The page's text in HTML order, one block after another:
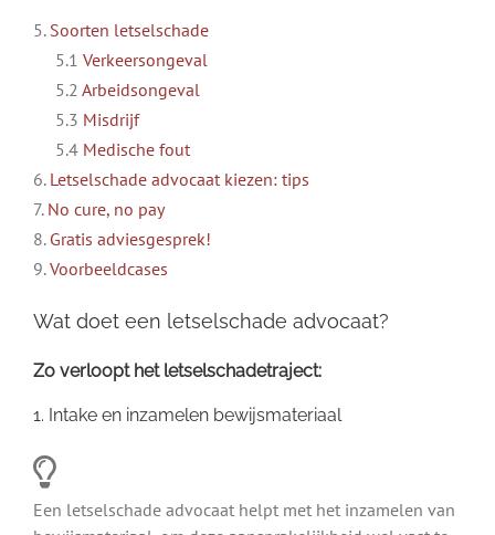
5. Soorten letselschade
5.1 Verkeersongeval
5.2 Arbeidsongeval
5.3 Misdrijf
5.4 Medische fout
6. Letselschade advocaat kiezen: tips
7. No cure, no pay
8. Gratis adviesgesprek!
9.Voorbeeldcases
Wat doet een letselschade advocaat?
Zo verloopt het letselschadetraject:
1. Intake en inzamelen bewijsmateriaal
Een letselschade advocaat helpt met het inzamelen van